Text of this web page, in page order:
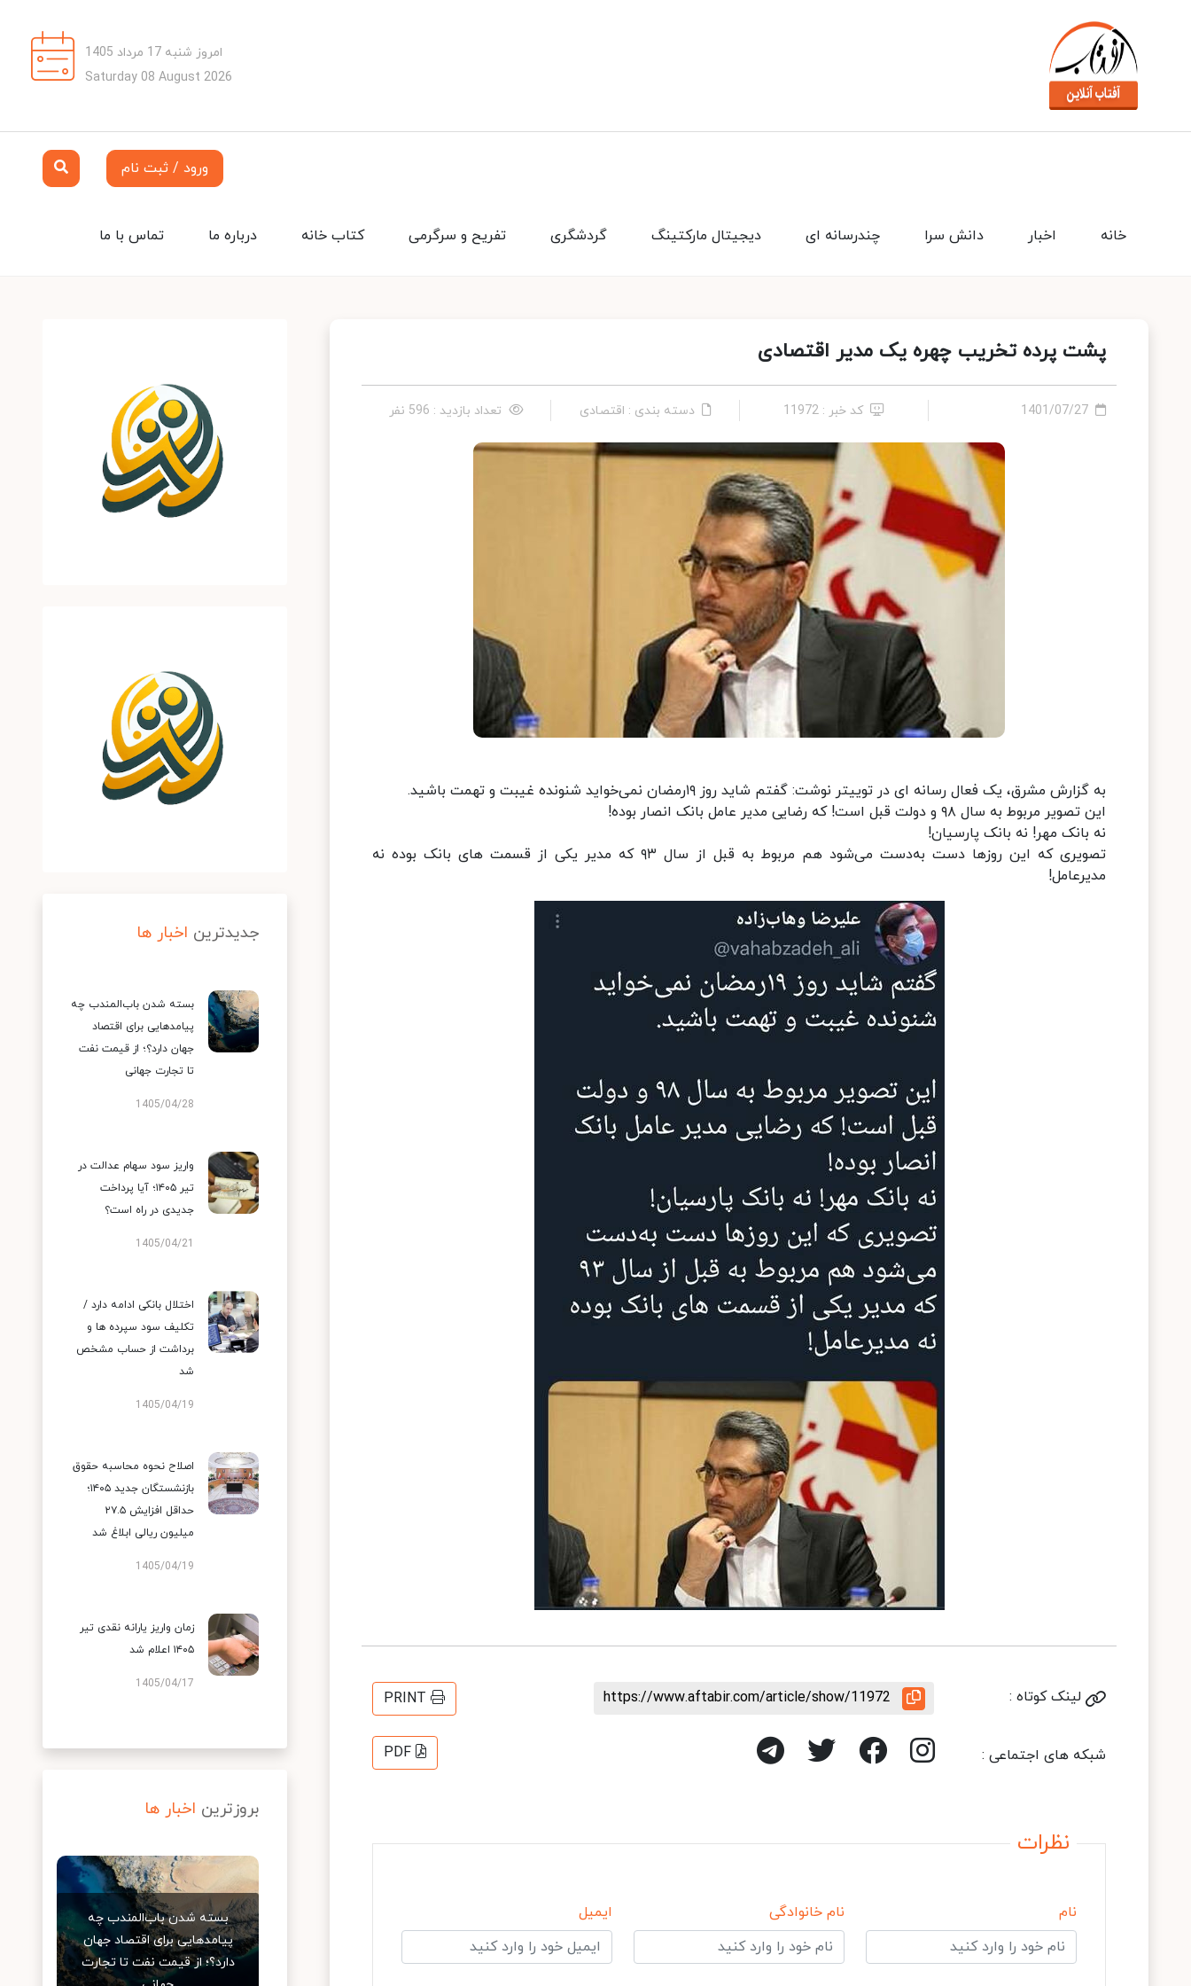
امروز شنبه 17 مرداد 1405
Saturday 08 August 2026
ورود / ثبت نام
تماس با ما درباره ما کتاب خانه تفریح و سرگرمی گردشگری دیجیتال مارکتینگ چندرسانه ای دانش سرا اخبار خانه
پشت پرده تخریب چهره یک مدیر اقتصادی
1401/07/27 کد خبر : 11972 دسته بندی : اقتصادی تعداد بازدید : 596 نفر
‏به گزارش مشرق، یک فعال رسانه ای در توییتر نوشت: گفتم شاید روز ۱۹رمضان نمی‌خواید شنونده غیبت و تهمت باشید.
این تصویر مربوط به سال ۹۸ و دولت قبل است! که رضایی مدیر عامل بانک انصار بوده!
نه بانک مهر! نه بانک پارسیان!
تصویری که این روزها دست به‌دست می‌شود هم مربوط به قبل از سال ۹۳ که مدیر یکی از قسمت های بانک بوده نه
مدیرعامل!
لینک کوتاه : https://www.aftabir.com/article/show/11972
PRINT
شبکه های اجتماعی : PDF
نظرات
نام نام خانوادگی ایمیل
جدیدترین اخبار ها
بسته شدن باب‌المندب چه
پیامدهایی برای اقتصاد
جهان دارد؟؛ از قیمت نفت
تا تجارت جهانی
1405/04/28
واریز سود سهام عدالت در
تیر ۱۴۰۵؛ آیا پرداخت
جدیدی در راه است؟
1405/04/21
اختلال بانکی ادامه دارد /
تکلیف سود سپرده ها و
برداشت از حساب مشخص
شد
1405/04/19
اصلاح نحوه محاسبه حقوق
بازنشستگان جدید ۱۴۰۵؛
حداقل افزایش ۲۷.۵
میلیون ریالی ابلاغ شد
1405/04/19
زمان واریز یارانه نقدی تیر
۱۴۰۵ اعلام شد
1405/04/17
بروزترین اخبار ها
بسته شدن باب‌المندب چه
پیامدهایی برای اقتصاد جهان
دارد؟؛ از قیمت نفت تا تجارت